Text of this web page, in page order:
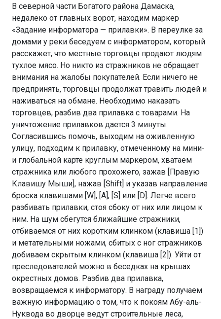
В северной части Богатого района Дамаска,
недалеко от главных ворот, находим маркер
«Задание информатора — прилавки». В переулке за
домами у реки беседуем с информатором, который
расскажет, что местные торговцы продают людям
тухлое мясо. Но никто из стражников не обращает
внимания на жалобы покупателей. Если ничего не
предпринять, торговцы продолжат травить людей и
наживаться на обмане. Необходимо наказать
торговцев, разбив два прилавка с товарами. На
уничтожение прилавков дается 3 минуты.
Согласившись помочь, выходим на оживленную
улицу, подходим к прилавку, отмеченному на мини-
и глобальной карте круглым маркером, хватаем
стражника или любого прохожего, зажав [Правую
Клавишу Мыши], нажав [Shift] и указав направление
броска клавишами [W], [A], [S] или [D]. Легче всего
разбивать прилавки, стоя сбоку от них или лицом к
ним. На шум сбегутся ближайшие стражники,
отбиваемся от них коротким клинком (клавиша [1])
и метательными ножами, сбитых с ног стражников
добиваем скрытым клинком (клавиша [2]). Уйти от
преследователей можно в беседках на крышах
окрестных домов. Разбив два прилавка,
возвращаемся к информатору. В награду получаем
важную информацию о том, что к покоям Абу-аль-
Нуквода во дворце ведут строительные леса,